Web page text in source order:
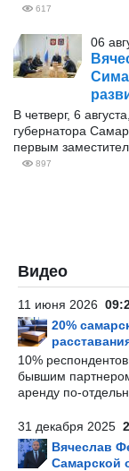
617
06
В четверг, 6
губернатора
первым
897
Видео
11 июня 2026
20%
10%
бывшим партнером
аренду по-
31 декабря 2025
Вячеслав
Самарской